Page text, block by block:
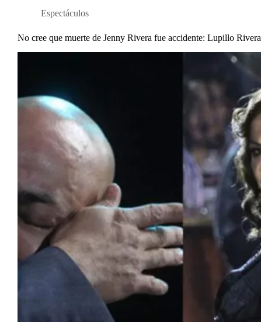
Espectáculos
No cree que muerte de Jenny Rivera fue accidente: Lupillo Rivera